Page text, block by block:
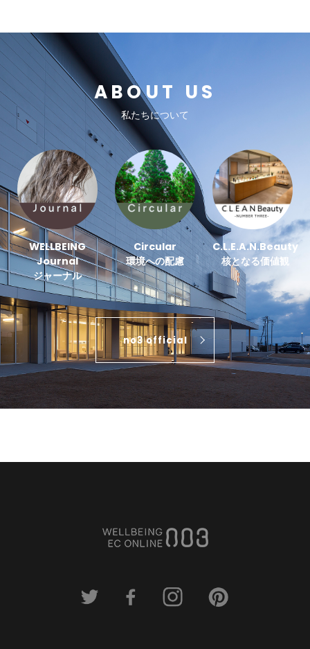
ABOUT US
私たちについて
WELLBEING
Journal
ジャーナル
Circular
環境への配慮
C.L.E.A.N.Beauty
核となる価値観
no3 official